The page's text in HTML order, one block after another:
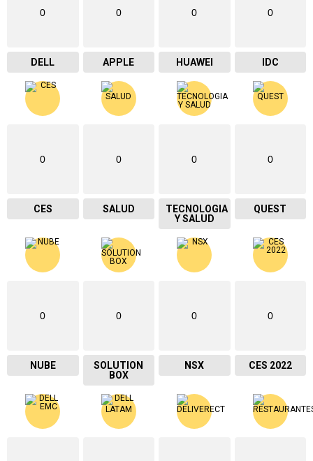
0
DELL
0
APPLE
0
HUAWEI
0
IDC
0
CES
0
SALUD
0
TECNOLOGIA
Y SALUD
0
QUEST
0
NUBE
0
SOLUTION
BOX
0
NSX
0
CES 2022